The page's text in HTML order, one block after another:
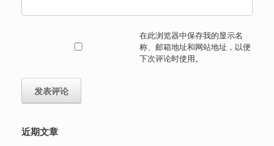
在此浏览器中保存我的显示名
称、邮箱地址和网站地址，以便
下次评论时使用。
近期文章